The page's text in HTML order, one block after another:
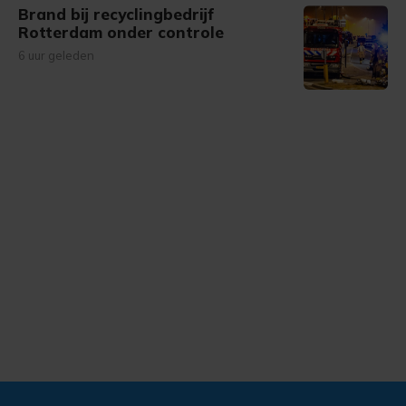
Brand bij recyclingbedrijf
Rotterdam onder controle
6 uur geleden